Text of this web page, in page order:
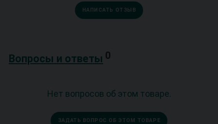
НАПИСАТЬ ОТЗЫВ
Вопросы и ответы 0
Нет вопросов об этом товаре.
ЗАДАТЬ ВОПРОС ОБ ЭТОМ ТОВАРЕ